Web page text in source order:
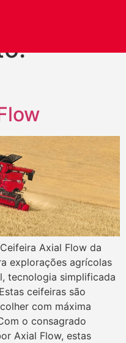
Axial Flow da
explorações agrícolas
tecnologia simplificada
ceifeiras são
com máxima
o consagrado
Axial Flow, estas